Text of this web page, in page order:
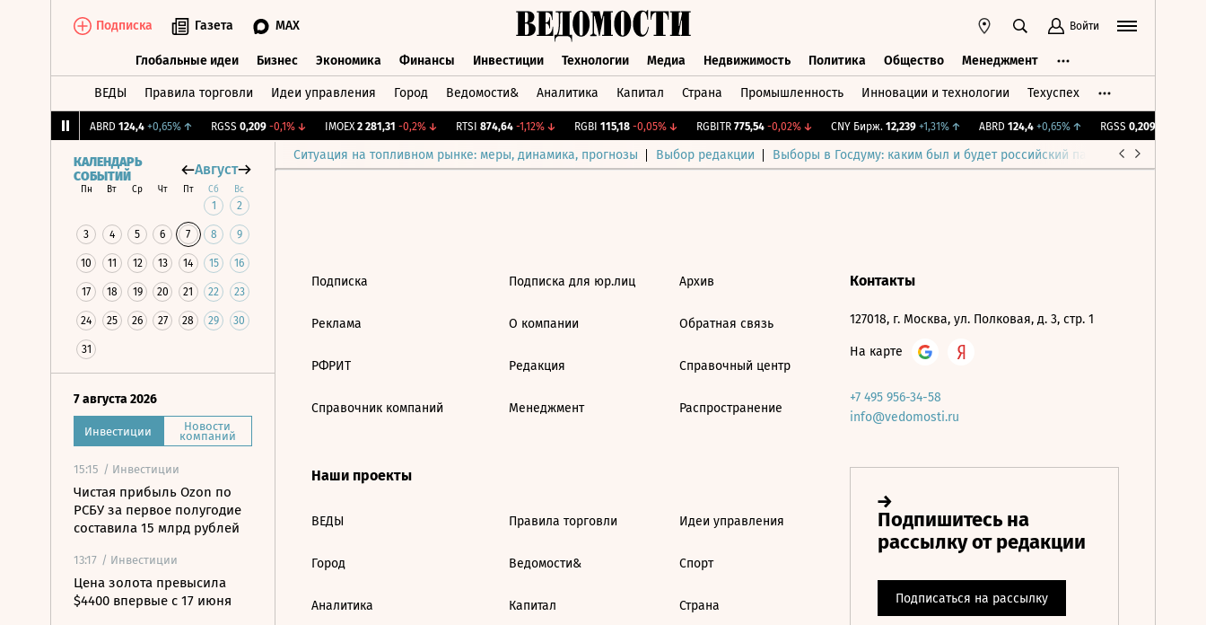
Подписка Газета MAX Войти
Глобальные идеи Бизнес Экономика Финансы Инвестиции Технологии Медиа Недвижимость Политика Общество Менеджмент
ВЕДЫ Правила торговли Идеи управления Город Ведомости& Аналитика Капитал Страна Промышленность Инновации и технологии Техуспех
ABRD 124,4 +0,65%↑ RGSS 0,209 -0,1%↓ IMOEX 2 281,31 -0,2%↓ RTSI 874,64 -1,12%↓ RGBI 115,18 -0,05%↓ RGBITR 775,54 -0,02%↓ CNY Бирж. 12,239 +1,31%↑ ABRD 124,4 +0,65%↑ RGSS 0,209 -0,1%
Ситуация на топливном рынке: меры, динамика, прогнозы Выбор редакции Выборы в Госдуму: каким был и будет российский парламент
КАЛЕНДАРЬ
СОБЫТИЙ
Август
Пн Вт Ср Чт Пт Сб Вс
1 2
3 4 5 6 7 8 9
10 11 12 13 14 15 16
17 18 19 20 21 22 23
24 25 26 27 28 29 30
31
7 августа 2026
Инвестиции Новости
компаний
15:15 / Инвестиции
Чистая прибыль Ozon по
РСБУ за первое полугодие
составила 15 млрд рублей
13:17 / Инвестиции
Цена золота превысила
$4400 впервые с 17 июня
Подписка
Реклама
РФРИТ
Справочник компаний
Подписка для юр.лиц
О компании
Редакция
Менеджмент
Архив
Обратная связь
Справочный центр
Распространение
Наши проекты
ВЕДЫ
Город
Аналитика
Правила торговли
Ведомости&
Капитал
Идеи управления
Спорт
Страна
Контакты
127018, г. Москва, ул. Полковая, д. 3, стр. 1
На карте
+7 495 956-34-58
info@vedomosti.ru